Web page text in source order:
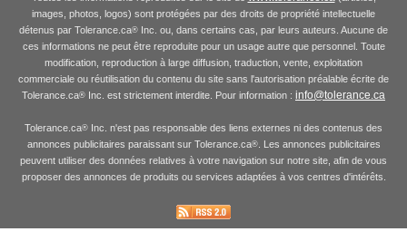
images, photos, logos) sont protégées par des droits de propriété intellectuelle
détenus par Tolerance.ca® Inc. ou, dans certains cas, par leurs auteurs. Aucune de
ces informations ne peut être reproduite pour un usage autre que personnel. Toute
modification, reproduction à large diffusion, traduction, vente, exploitation
commerciale ou réutilisation du contenu du site sans l'autorisation préalable écrite de
Tolerance.ca® Inc. est strictement interdite. Pour information : info@tolerance.ca
Tolerance.ca® Inc. n'est pas responsable des liens externes ni des contenus des
annonces publicitaires paraissant sur Tolerance.ca®. Les annonces publicitaires
peuvent utiliser des données relatives à votre navigation sur notre site, afin de vous
proposer des annonces de produits ou services adaptées à vos centres d'intérêts.